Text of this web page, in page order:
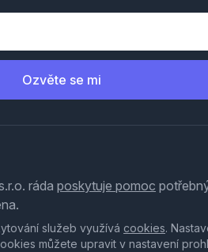
Ozvěte se mi
ráda poskytuje pomoc
služeb využívá cookies.
můžete upravit v nastavení